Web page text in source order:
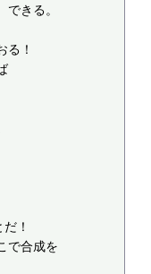
きる。
る！
！
で合成を